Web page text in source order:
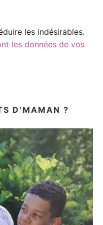
les indésirables.
les données de vos
D’MAMAN ?